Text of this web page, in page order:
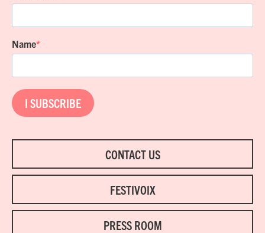
Name
I SUBSCRIBE
CONTACT US
FESTIVOIX
PRESS ROOM